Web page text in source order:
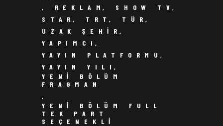
, REKLAM, SHOW TV,
STAR, TRT, TÜR,
UZAK ŞEHIR,
YAPIMCI,
YAYIN PLATFORMU,
YAYIN YILI,
YENI BÖLÜM
FRAGMAN
,
YENI BÖLÜM FULL
TEK PART
SEÇENEKLI